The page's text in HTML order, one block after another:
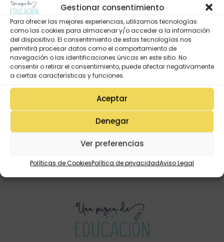
Gestionar consentimiento
Para ofrecer las mejores experiencias, utilizamos tecnologías
como las cookies para almacenar y/o acceder a la información
del dispositivo. El consentimiento de estas tecnologías nos
permitirá procesar datos como el comportamiento de
navegación o las identificaciones únicas en este sitio. No
consentir o retirar el consentimiento, puede afectar negativamente
a ciertas características y funciones.
Aceptar
Denegar
Ver preferencias
Políticas de CookiesPolítica de privacidadAviso Legal
¡Oferta!
Caja Regalo «MAESTRA, ERES
LA MAGIA DEL AULA»